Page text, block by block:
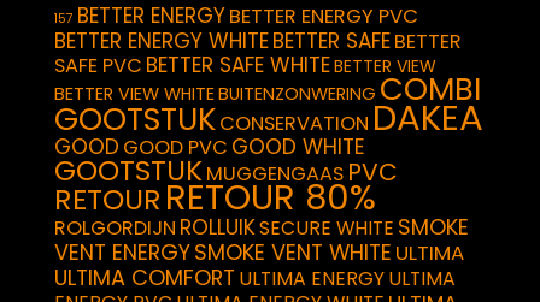
157 BETTER ENERGYBETTER ENERGY PVC
BETTER ENERGY WHITEBETTER SAFEBETTER
SAFE PVC BETTER SAFE WHITEBETTER VIEW
BETTER VIEW WHITEBUITENZONWERING COMBI
GOOTSTUKCONSERVATION DAKEA
GOOD GOOD PVC GOOD WHITE
GOOTSTUKMUGGENGAAS PVC
RETOUR RETOUR 80%
ROLGORDIJN ROLLUIKSECURE WHITE SMOKE
VENT ENERGYSMOKE VENT WHITE ULTIMA
ULTIMA COMFORT ULTIMA ENERGYULTIMA